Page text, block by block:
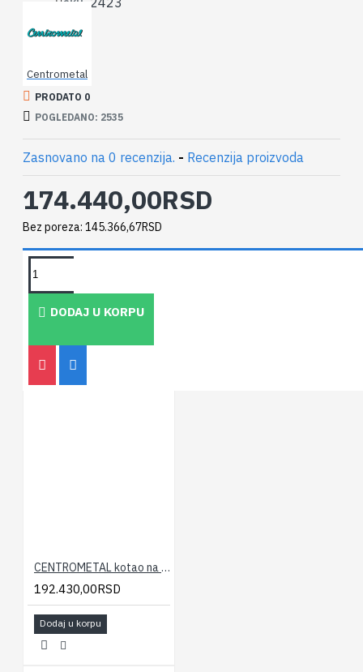
SKU:
Centrometal
PRODATO 0
POGLEDANO: 2535
Zasnovano na 0 recenzija. - Recenzija proizvoda
174.440,00RSD
Bez poreza: 145.366,67RSD
DODAJ U KORPU
RELATED PRODUCTS
CENTROMETAL kotao na čvrsto gorivo EKO CK P 35
192.430,00RSD
Dodaj u korpu